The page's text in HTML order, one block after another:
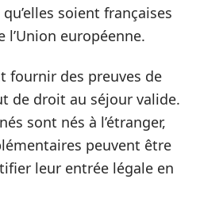
soient françaises
l’Union européenne.
fournir des preuves de
de droit au séjour valide.
sont nés à l’étranger,
peuvent être
leur entrée légale en